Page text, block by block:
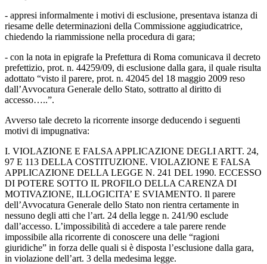
- appresi informalmente i motivi di esclusione, presentava istanza di
riesame delle determinazioni della Commissione aggiudicatrice,
chiedendo la riammissione nella procedura di gara;
- con la nota in epigrafe la Prefettura di Roma comunicava il decreto
prefettizio, prot. n. 44259/09, di esclusione dalla gara, il quale risulta
adottato “visto il parere, prot. n. 42045 del 18 maggio 2009 reso
dall’Avvocatura Generale dello Stato, sottratto al diritto di
accesso…..”.
Avverso tale decreto la ricorrente insorge deducendo i seguenti
motivi di impugnativa:
I. VIOLAZIONE E FALSA APPLICAZIONE DEGLI ARTT. 24,
97 E 113 DELLA COSTITUZIONE. VIOLAZIONE E FALSA
APPLICAZIONE DELLA LEGGE N. 241 DEL 1990. ECCESSO
DI POTERE SOTTO IL PROFILO DELLA CARENZA DI
MOTIVAZIONE, ILLOGICITA’ E SVIAMENTO. Il parere
dell’Avvocatura Generale dello Stato non rientra certamente in
nessuno degli atti che l’art. 24 della legge n. 241/90 esclude
dall’accesso. L’impossibilità di accedere a tale parere rende
impossibile alla ricorrente di conoscere una delle “ragioni
giuridiche” in forza delle quali si è disposta l’esclusione dalla gara,
in violazione dell’art. 3 della medesima legge.